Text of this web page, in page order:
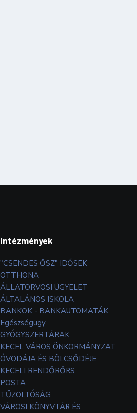
Intézmények
"CSENDES ŐSZ" IDŐSEK
OTTHONA
ÁLLATORVOSI ÜGYELET
ÁLTALÁNOS ISKOLA
BANKOK - BANKAUTOMATÁK
Egészségügy
GYÓGYSZERTÁRAK
KECEL VÁROS ÖNKORMÁNYZAT
ÓVODÁJA ÉS BÖLCSŐDÉJE
KECELI RENDŐRŐRS
POSTA
TŰZOLTÓSÁG
VÁROSI KÖNYVTÁR ÉS